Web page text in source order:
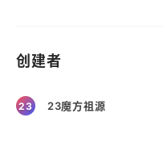
创建者
23 23魔方祖源